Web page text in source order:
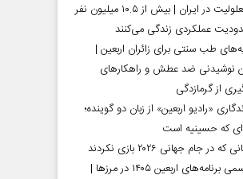
آمار معلولیت در ایران | بیش از ۱۰.۵ میلیون نفر
عملکردی زندگی می‌کنند
طب سنتی برای زائران اربعین |
نوشیدنی ضد عطش و راهکارهای
از گرمازدگی
«رادیو اربعین» از زبان دو گوینده؛
که حسینیه است
در جام جهانی ۲۰۲۶ بازی نکردند
آغاز رسمی برنامه‌های اربعین ۱۴۰۵ در مرز‌ها |